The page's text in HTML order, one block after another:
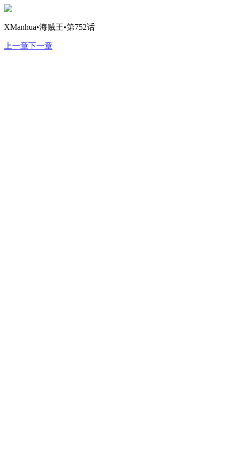
XManhua•海贼王•第752话
上一章下一章